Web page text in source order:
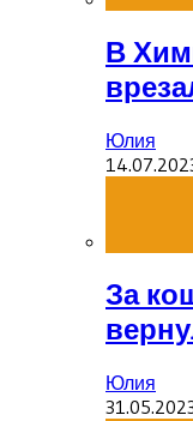
В
Юлия
За
Юлия